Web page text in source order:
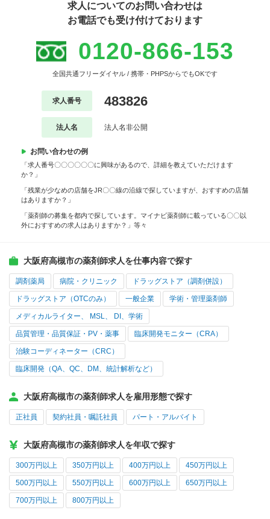
求人についてのお問い合わせは
お電話でも受け付けております
0120-866-153
全国共通フリーダイヤル / 携帯・PHPSからでもOKです
求人番号 483826
法人名 法人名非公開
お問い合わせの例
「求人番号〇〇〇〇〇〇に興味があるので、詳細を教えていただけます
か？」
「残業が少なめの店舗をJR〇〇線の沿線で探していますが、おすすめの店舗
はありますか？」
「薬剤師の募集を都内で探しています。マイナビ薬剤師に載っている〇〇以
外におすすめの求人はありますか？」等々
大阪府高槻市の薬剤師求人を仕事内容で探す
調剤薬局 病院・クリニック ドラッグストア（調剤併設）
ドラッグストア（OTCのみ） 一般企業 学術・管理薬剤師
メディカルライター、 MSL、 DI、学術
品質管理・品質保証・PV・薬事 臨床開発モニター（CRA）
治験コーディネーター（CRC）
臨床開発（QA、QC、DM、統計解析など）
大阪府高槻市の薬剤師求人を雇用形態で探す
正社員 契約社員・嘱託社員 パート・アルバイト
大阪府高槻市の薬剤師求人を年収で探す
300万円以上 350万円以上 400万円以上 450万円以上
500万円以上 550万円以上 600万円以上 650万円以上
700万円以上 800万円以上